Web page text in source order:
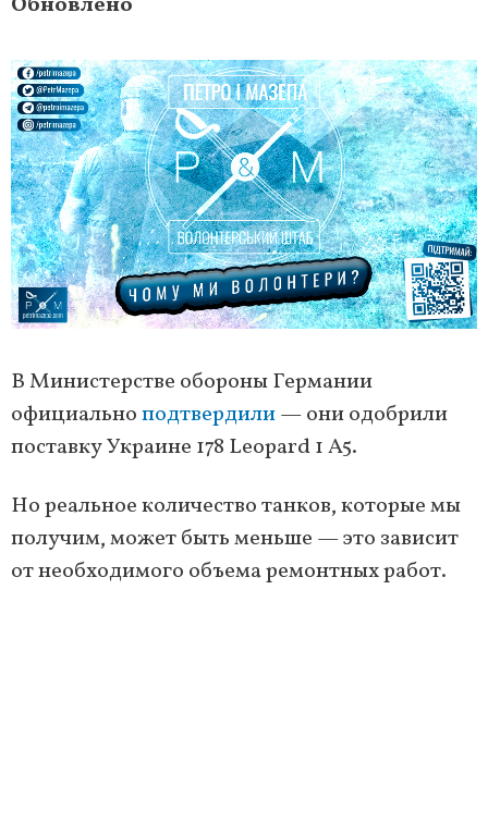
В Министерстве обороны Германии
официальноподтвердили— они одобрили
поставку Украине 178 Leopard 1 A5.
Но реальное количество танков, которые мы
получим, может быть меньше — это зависит
от необходимого объема ремонтных работ.